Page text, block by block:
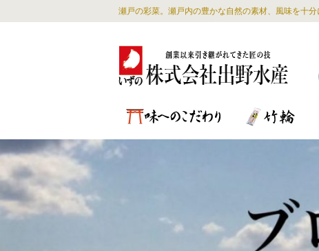
瀬戸の彩菜。瀬戸内の豊かな自然の素材、風味を十